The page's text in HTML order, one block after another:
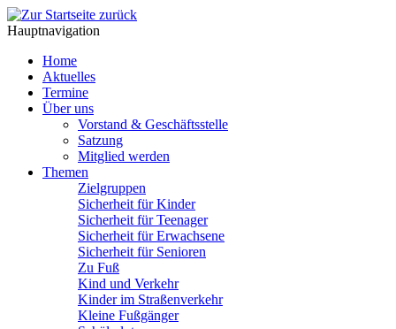
Hauptnavigation
Home
Aktuelles
Termine
Über uns
Vorstand & Geschäftsstelle
Satzung
Mitglied werden
Themen
Zielgruppen
Sicherheit für Kinder
Sicherheit für Teenager
Sicherheit für Erwachsene
Sicherheit für Senioren
Zu Fuß
Kind und Verkehr
Kinder im Straßenverkehr
Kleine Fußgänger